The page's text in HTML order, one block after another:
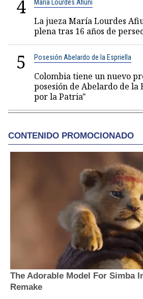
4 María Lourdes Afiuni
La jueza María Lourdes
plena tras 16 años de
5 Posesión Abelardo de la Espriella
Colombia tiene un nuevo
posesión de Abelardo de la
por la Patria"